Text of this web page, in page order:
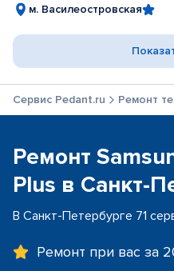
м. Василеостровская
Сервис Pedant.ru Ремонт
Ремонт
Plus в Санкт-
В Санкт-Петербурге 71
Ремонт при вас за